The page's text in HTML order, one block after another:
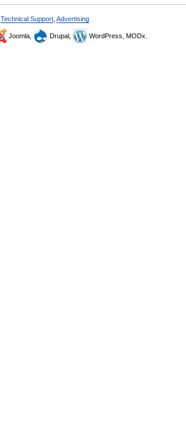
Technical Support Advertising
Joomla, Drupal, WordPress, MODx.